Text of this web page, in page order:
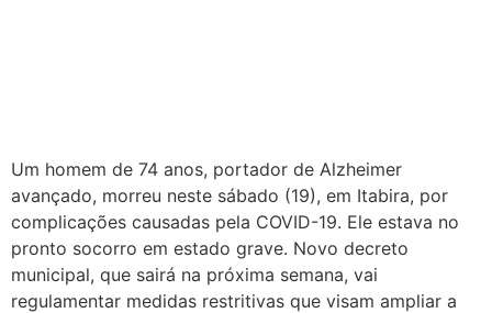
Um homem de 74 anos, portador de Alzheimer
avançado, morreu neste sábado (19), em Itabira, por
complicações causadas pela COVID-19. Ele estava no
pronto socorro em estado grave. Novo decreto
municipal, que sairá na próxima semana, vai
regulamentar medidas restritivas que visam ampliar a